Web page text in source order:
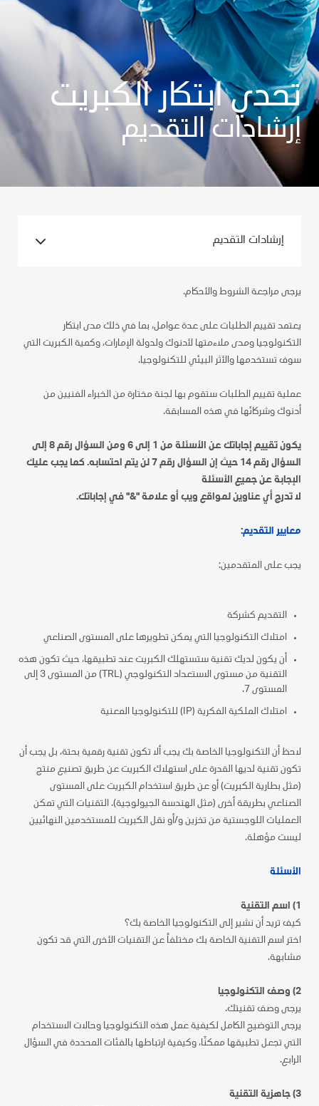
تحدي ابتكار الكبريت
إرشادات التقديم
يرجى مراجعة الشروط والأحكام.
يعتمد تقييم الطلبات على عدة عوامل، بما في ذلك مدى ابتكار
التكنولوجيا ومدى ملاءمتها لأدنوك ولدولة الإمارات، وكمية الكبريت التي
سوف تستخدمها والأثر البيئي للتكنولوجيا.
عملية تقييم الطلبات ستقوم بها لجنة مختارة من الخبراء الفنيين من
أدنوك وشركائها في هذه المسابقة.
يكون تقييم إجاباتك عن الأسئلة من 1 إلى 6 ومن السؤال رقم 8 إلى
السؤال رقم 14 حيث إن السؤال رقم 7 لن يتم احتسابه. كما يجب عليك
الإجابة عن جميع الأسئلة
لا تدرج أي عناوين لمواقع ويب أو علامة "&" في إجاباتك.
معايير التقديم:
يجب على المتقدمين:
التقديم كشركة
امتلاك التكنولوجيا التي يمكن تطويرها على المستوى الصناعي
أن يكون لديك تقنية ستستهلك الكبريت عند تطبيقها، حيث تكون هذه
التقنية من مستوى الاستعداد التكنولوجي (TRL) من المستوى 3 إلى
المستوى 7.
امتلاك الملكية الفكرية (IP) للتكنولوجيا المعنية
لاحظ أن التكنولوجيا الخاصة بك يجب ألا تكون تقنية رقمية بحتة، بل يجب أن
تكون تقنية لديها القدرة على استهلاك الكبريت عن طريق تصنيع منتج
(مثل بطارية الكبريت) أو عن طريق استخدام الكبريت على المستوى
الصناعي بطريقة أخرى (مثل الهندسة الجيولوجية). التقنيات التي تمكن
العمليات اللوجستية من تخزين و/أو نقل الكبريت للمستخدمين النهائيين
ليست مؤهلة.
الأسئلة
1)
اسم التقنية
كيف تريد أن نشير إلى التكنولوجيا الخاصة بك؟
اختر اسم التقنية الخاصة بك مختلفاً عن التقنيات الأخرى التي قد تكون
مشابهة.
2) وصف التكنولوجيا
يرجى وصف تقنيتك.
يرجى التوضيح الكامل لكيفية عمل هذه التكنولوجيا وحالات الاستخدام
التي تجعل تطبيقها ممكنًا، وكيفية ارتباطها بالفئات المحددة في السؤال
الرابع.
3) جاهزية التقنية
إرشادات التقديم